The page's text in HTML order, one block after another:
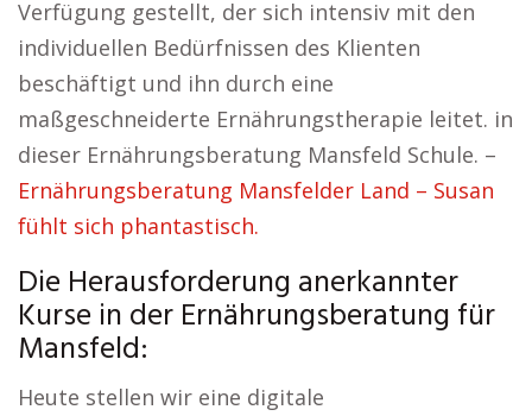
Verfügung gestellt, der sich intensiv mit den
individuellen Bedürfnissen des Klienten
beschäftigt und ihn durch eine
maßgeschneiderte Ernährungstherapie leitet. in
dieser Ernährungsberatung Mansfeld Schule. –
Ernährungsberatung Mansfelder Land – Susan
fühlt sich phantastisch.
Die Herausforderung anerkannter
Kurse in der Ernährungsberatung für
Mansfeld:
Heute stellen wir eine digitale